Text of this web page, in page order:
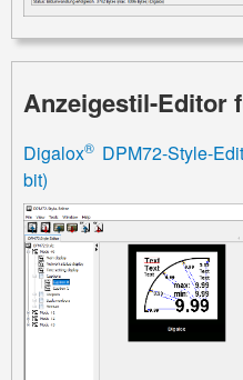
Anzeigestil-Editor
Digalox® DPM72-Style-
bit)